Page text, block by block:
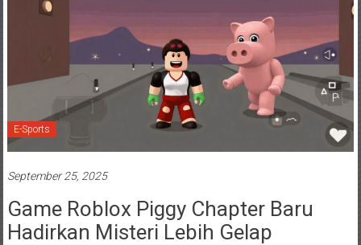
E-Sports
September 25, 2025
Game Roblox Piggy Chapter Baru
Hadirkan Misteri Lebih Gelap